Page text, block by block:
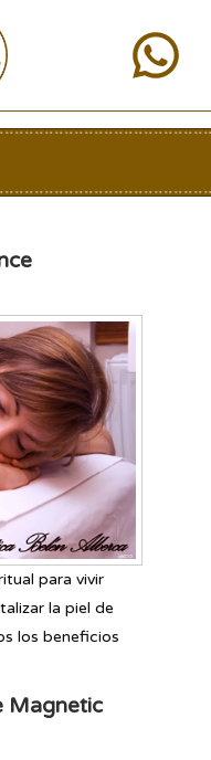
para vivir
la piel de
los beneficios
Magnetic